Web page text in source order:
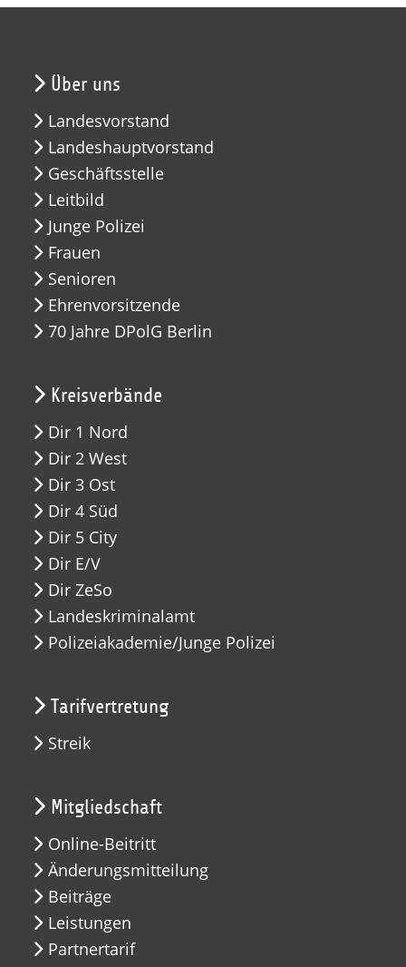
Über uns
Landesvorstand
Landeshauptvorstand
Geschäftsstelle
Leitbild
Junge Polizei
Frauen
Senioren
Ehrenvorsitzende
70 Jahre DPolG Berlin
Kreisverbände
Dir 1 Nord
Dir 2 West
Dir 3 Ost
Dir 4 Süd
Dir 5 City
Dir E/V
Dir ZeSo
Landeskriminalamt
Polizeiakademie/Junge Polizei
Tarifvertretung
Streik
Mitgliedschaft
Online-Beitritt
Änderungsmitteilung
Beiträge
Leistungen
Partnertarif